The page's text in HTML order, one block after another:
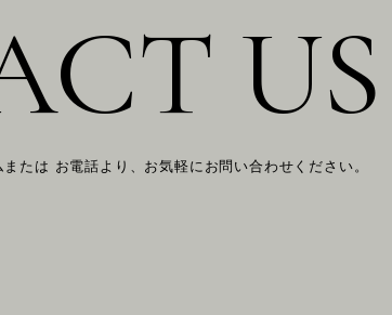
US
たは お電話より、お気軽にお問い合わせください。